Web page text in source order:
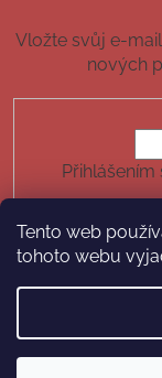
Tento web
tohoto webu
Vložte svůj e-
nových